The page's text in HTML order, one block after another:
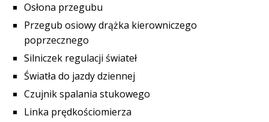
Osłona przegubu
Przegub osiowy drążka kierowniczego
poprzecznego
Silniczek regulacji świateł
Światła do jazdy dziennej
Czujnik spalania stukowego
Linka prędkościomierza